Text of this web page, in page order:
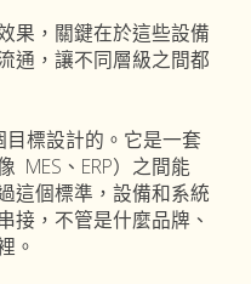
，關鍵在於這些設備
通，讓不同層級之間都
標設計的。它是一套
MES、ERP）之間能
這個標準，設備和系統
接，不管是什麼品牌、
。